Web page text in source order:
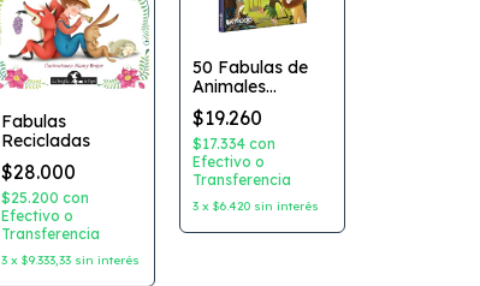
Fabulas
Recicladas
$28.000
$25.200con
Efectivo o
Transferencia
3 x$9.333,33 sin interés
50 Fabulas de
Animales
Editorial:
Latinbooks
$19.260
$17.334 con
Efectivo o
Transferencia
3 x $6.420 sin interés